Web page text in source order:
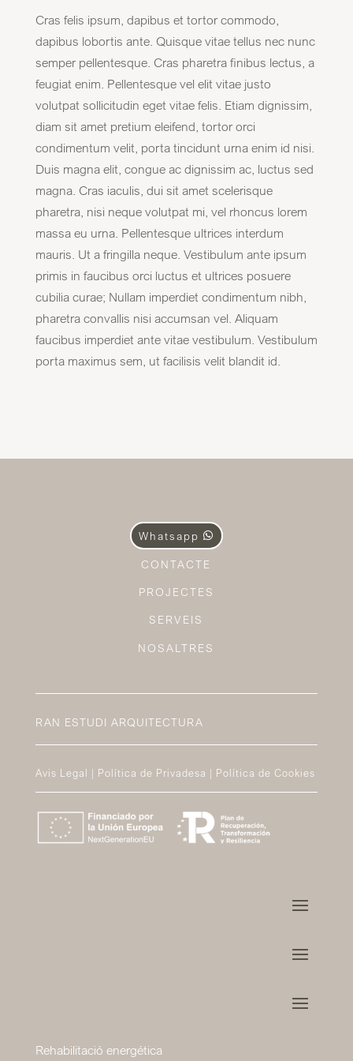
Cras felis ipsum, dapibus et tortor commodo,
dapibus lobortis ante. Quisque vitae tellus nec nunc
semper pellentesque. Cras pharetra finibus lectus, a
feugiat enim. Pellentesque vel elit vitae justo
volutpat sollicitudin eget vitae felis. Etiam dignissim,
diam sit amet pretium eleifend, tortor orci
condimentum velit, porta tincidunt urna enim id nisi.
Duis magna elit, congue ac dignissim ac, luctus sed
magna. Cras iaculis, dui sit amet scelerisque
pharetra, nisi neque volutpat mi, vel rhoncus lorem
massa eu urna. Pellentesque ultrices interdum
mauris. Ut a fringilla neque. Vestibulum ante ipsum
primis in faucibus orci luctus et ultrices posuere
cubilia curae; Nullam imperdiet condimentum nibh,
pharetra convallis nisi accumsan vel. Aliquam
faucibus imperdiet ante vitae vestibulum. Vestibulum
porta maximus sem, ut facilisis velit blandit id.
Whatsapp
CONTACTE
PROJECTES
SERVEIS
NOSALTRES
RAN ESTUDI ARQUITECTURA
Avis Legal | Política de Privadesa | Política de Cookies
Rehabilitació energética